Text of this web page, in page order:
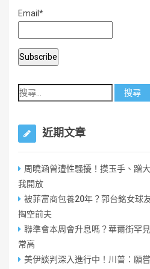
Email*
近期文章
周曉涵曾遭性騷擾！摸玉手、蹭
我開放
被菲富商包養20年？郭台銘女
掏空前夫
聯準會本周會升息嗎？華爾街罕
常高
美伊談判深入進行中！川普：願